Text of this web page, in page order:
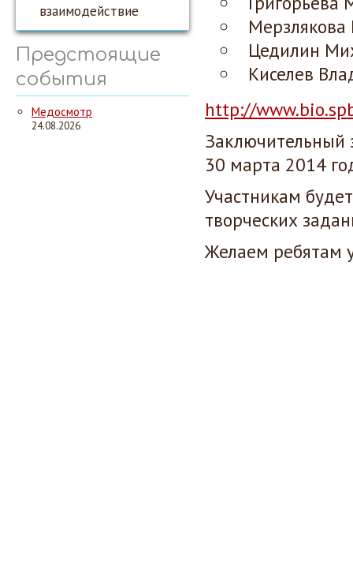
взаимодействие
Предстоящие
события
Медосмотр
24.08.2026
Цедилин
Киселев
http://
Заключительный
30 марта 2014
Участникам
творческих
Желаем ребятам